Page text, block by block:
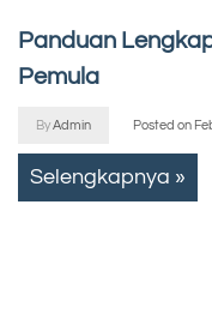
Panduan
Pemula
ByAdmin Posted on
Selengkapnya »